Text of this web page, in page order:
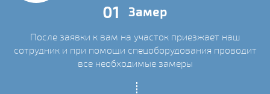
01 Замер
После заявки к вам на участок приезжает наш
сотрудник и при помощи спецоборудования проводит
все необходимые замеры